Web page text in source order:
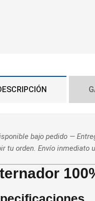
bajo pedido —
tu orden. Envío inmediato